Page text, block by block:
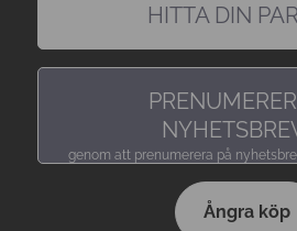
HITTA DIN
genom att prenumerera på
Ångra köp